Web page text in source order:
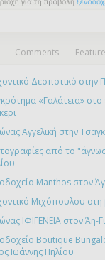
Comments
Δεσποτικό στην
«Γαλάτεια» στο
Αγγελική στην
από το
Manthos στον
Μιχόπουλου στη
ΙΦΙΓΕΝΕΙΑ στον Άη-
Boutique
Ιωάννης Πηλίου